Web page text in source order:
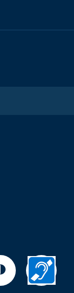
Zmień
kontrast
Przejdź